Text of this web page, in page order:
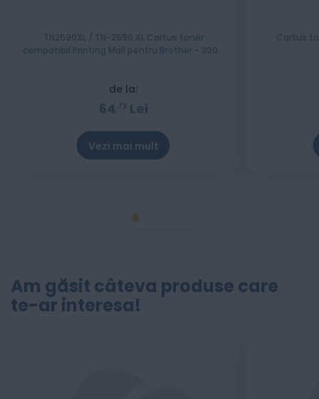
TN2590XL / TN-2590 XL Cartus toner
compatibil Printing Mall pentru Brother - 3000
de la:
64 72 Lei
Vezi mai mult
Cartus
Am găsit câteva produse care
te-ar interesa!